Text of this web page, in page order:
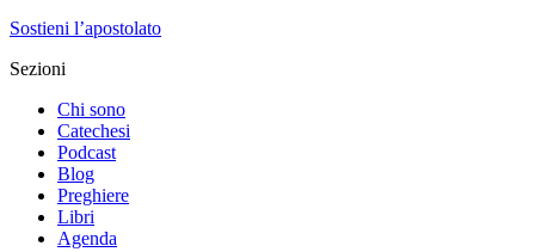
Sostieni l’apostolato
Sezioni
Chi sono
Catechesi
Podcast
Blog
Preghiere
Libri
Agenda